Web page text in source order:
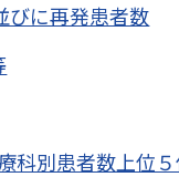
びに再発患者数
科別患者数上位５